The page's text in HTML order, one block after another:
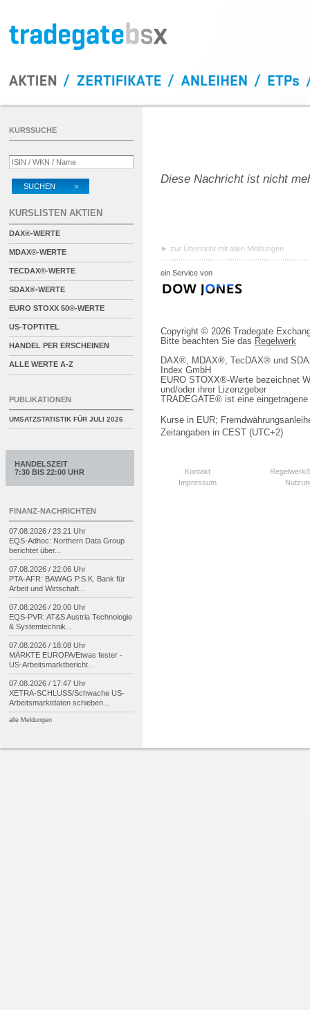
Diese Nachricht ist nicht
zur Übersicht mit allen Meldungen
ein Service von
Copyright © 2026 Tradegate
Bitte beachten Sie das Regelwerk
DAX®, MDAX®, TecDAX® und
Index GmbH
EURO STOXX®-Werte bezeichnet
und/oder ihrer Lizenzgeber
TRADEGATE® ist eine
Kurse in EUR;
Zeitangaben in CEST (UTC+2)
Kontakt
Impressum
KURSSUCHE
SUCHEN >
KURSLISTEN AKTIEN
DAX®-WERTE
MDAX®-WERTE
TECDAX®-WERTE
SDAX®-WERTE
EURO STOXX 50®-WERTE
US-TOPTITEL
HANDEL PER ERSCHEINEN
ALLE WERTE A-Z
PUBLIKATIONEN
UMSATZSTATISTIK FÜR JULI 2026
HANDELSZEIT
7:30 BIS 22:00 UHR
FINANZ-NACHRICHTEN
07.08.2026 / 23:21 Uhr
EQS-Adhoc: Northern Data Group
berichtet über...
07.08.2026 / 22:06 Uhr
PTA-AFR: BAWAG P.S.K. Bank für
Arbeit und Wirtschaft...
07.08.2026 / 20:00 Uhr
EQS-PVR: AT&S Austria Technologie
& Systemtechnik...
07.08.2026 / 18:08 Uhr
MÄRKTE EUROPA/Etwas fester -
US-Arbeitsmarktbericht...
07.08.2026 / 17:47 Uhr
XETRA-SCHLUSS/Schwache US-
Arbeitsmarktdaten schieben...
alle Meldungen